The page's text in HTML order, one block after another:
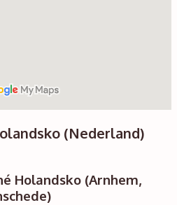
(Nederland)
Holandsko (Arnhem,